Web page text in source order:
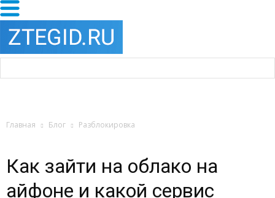
Главная Блог Разблокировка
Как зайти на облако на
айфоне и какой сервис